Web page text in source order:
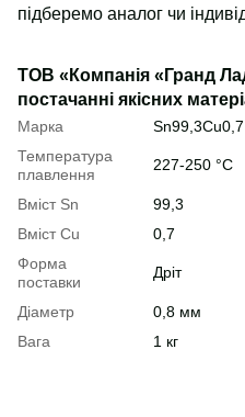
підберемо аналог чи
ТОВ «Компанія «Гранд
постачанні якісних
Марка
Sn99,3Cu0,7
Температура
плавлення
227-250 °С
Вміст Sn
99,3
Вміст Cu
0,7
Форма
поставки
Дріт
Діаметр
0,8 мм
Вага
1 кг